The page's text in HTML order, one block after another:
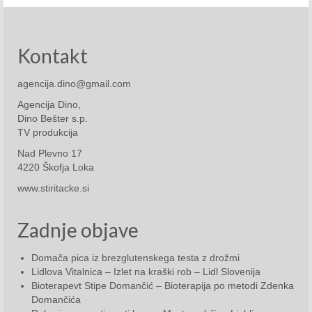
Januar 2020
Februar 2020
Marec 2020
Maj 2020
Julij 2020
Avgust 2020
September 2020
Kontakt
agencija.dino@gmail.com
Agencija Dino,
Dino Bešter s.p.
TV produkcija
Nad Plevno 17
4220 Škofja Loka
www.stiritacke.si
Zadnje objave
Domača pica iz brezglutenskega testa z drožmi
Lidlova Vitalnica – Izlet na kraški rob – Lidl Slovenija
Bioterapevt Stipe Domančić – Bioterapija po metodi Zdenka
Domančića